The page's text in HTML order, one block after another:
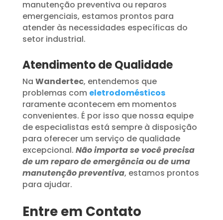
manutenção preventiva ou reparos
emergenciais, estamos prontos para
atender às necessidades específicas do
setor industrial.
Atendimento de Qualidade
Na Wandertec, entendemos que
problemas com eletrodomésticos
raramente acontecem em momentos
convenientes. É por isso que nossa equipe
de especialistas está sempre à disposição
para oferecer um serviço de qualidade
excepcional. Não importa se você precisa
de um reparo de emergência ou de uma
manutenção preventiva, estamos prontos
para ajudar.
Entre em Contato